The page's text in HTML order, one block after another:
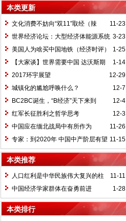
本类更新
11-23
文化消费不妨向“双11”取经（辣
评）
3-23
世界经济论坛：大型经济体能源系统
挑战更为严峻
1-25
美国人为啥买中国地铁（经济时评）
1-14
【大家谈】世界需要中国 达沃斯期
待中国方案
12-29
2017环宇展望
12-7
城镇化的尴尬呼唤什么？
12-4
BC2BC诞生，“B经济”天下来到
12-3
红军长征胜利之哲学思考
11-26
中国应在缅北战局中有所作为
11-15
专家：到2020年 中国中产阶层有望
达4亿人
本类推荐
11-11
人口红利是中华民族伟大复兴的柱
石
1-28
中国经济学家群体在奋勇前进
本类排行